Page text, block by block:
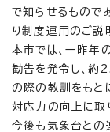
で知らせるもので
り制度運用のご説
本市では、一昨年
勧告を発令し、約
の際の教訓をもと
対応力の向上に取
今後も気象台との